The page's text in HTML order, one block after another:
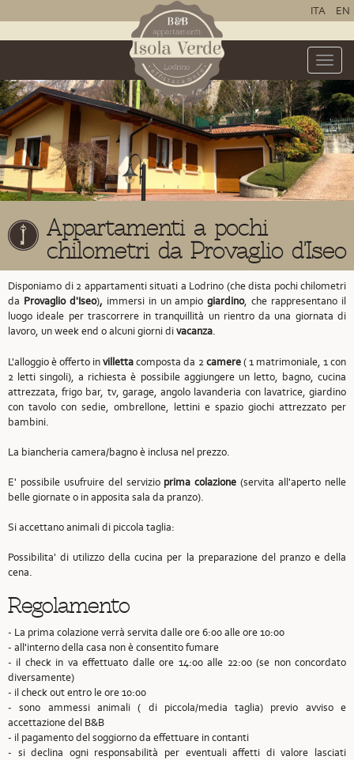
ITA EN
Toggle
Appartamenti a pochi
chilometri da Provaglio d'Iseo
Disponiamo di 2 appartamenti situati a Lodrino (che dista pochi chilometri
da Provaglio d'Iseo), immersi in un ampiogiardino, che rappresentano il
luogo ideale per trascorrere in tranquillità un rientro da una giornata di
lavoro, un week end o alcuni giorni divacanza.
L'alloggio è offerto invillettacomposta da 2camere( 1 matrimoniale, 1 con
2 letti singoli), a richiesta è possibile aggiungere un letto, bagno, cucina
attrezzata, frigo bar, tv, garage, angolo lavanderia con lavatrice, giardino
con tavolo con sedie, ombrellone, lettini e spazio giochi attrezzato per
bambini.
La biancheria camera/bagno è inclusa nel prezzo.
E' possibile usufruire del servizio prima colazione (servita all'aperto nelle
belle giornate o in apposita sala da pranzo).
Si accettano animali di piccola taglia:
Possibilita' di utilizzo della cucina per la preparazione del pranzo e della
cena.
Regolamento
- La prima colazione verrà servita dalle ore 6:00 alle ore 10:00
- all'interno della casa non è consentito fumare
- il check in va effettuato dalle ore 14:00 alle 22:00 (se non concordato
diversamente)
- il check out entro le ore 10:00
- sono ammessi animali ( di piccola/media taglia) previo avviso e
accettazione del B&B
- il pagamento del soggiorno da effettuare in contanti
- si declina ogni responsabilità per eventuali affetti di valore lasciati